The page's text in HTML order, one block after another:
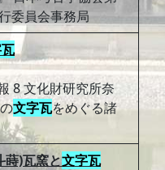
委員会事務局
8 文化財研究所奈
文字瓦をめぐる諸
)瓦窯と文字瓦